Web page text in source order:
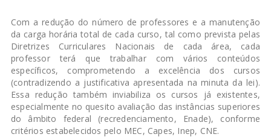
Com a redução do número de professores e a manutenção
da carga horária total de cada curso, tal como prevista pelas
Diretrizes Curriculares Nacionais de cada área, cada
professor terá que trabalhar com vários conteúdos
específicos, comprometendo a excelência dos cursos
(contradizendo a justificativa apresentada na minuta da lei).
Essa redução também inviabiliza os cursos já existentes,
especialmente no quesito avaliação das instâncias superiores
do âmbito federal (recredenciamento, Enade), conforme
critérios estabelecidos pelo MEC, Capes, Inep, CNE.